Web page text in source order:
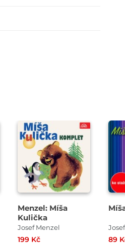
Menzel: Míša
Kulička
Josef Menzel
199 Kč
Přehrát
ukázku
89